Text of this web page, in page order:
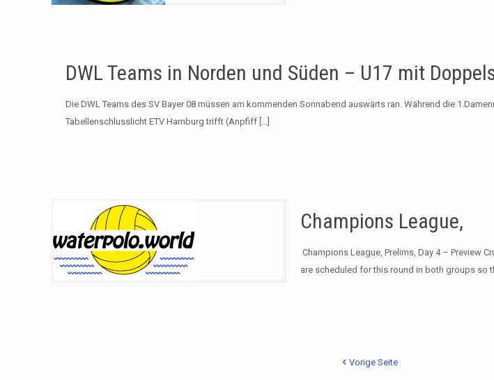
DWL Teams in Norden und Süden – U17 mit
Die DWL Teams des SV Bayer 08 müssen am kommenden Sonnabend auswärts ran. Während die
Tabellenschlusslicht ETV Hamburg trifft (Anpfiff […]
Champions League,
Champions League, Prelims, Day 4 – Preview
are scheduled for this round in both groups so
Vorige Seite